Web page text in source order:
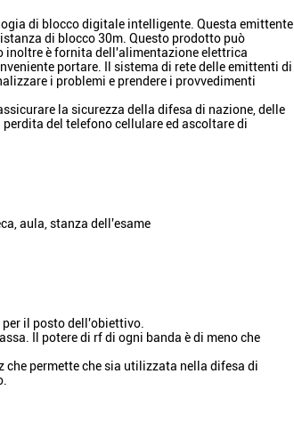
di blocco digitale intelligente. Questa emittente
di blocco 30m. Questo prodotto può
inoltre è fornita dell'alimentazione elettrica
portare. Il sistema di rete delle emittenti di
i problemi e prendere i provvedimenti
la sicurezza della difesa di nazione, delle
del telefono cellulare ed ascoltare di
aula, stanza dell'esame
il posto dell'obiettivo.
Il potere di rf di ogni banda è di meno che
permette che sia utilizzata nella difesa di